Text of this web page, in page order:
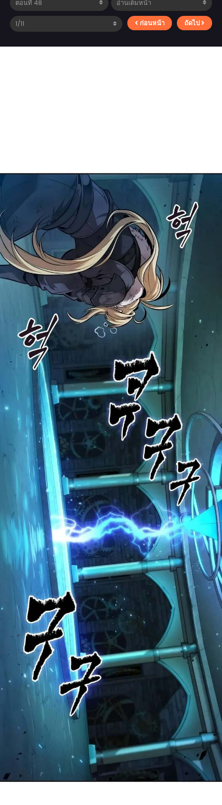
ก่อนหน้า ถัดไป